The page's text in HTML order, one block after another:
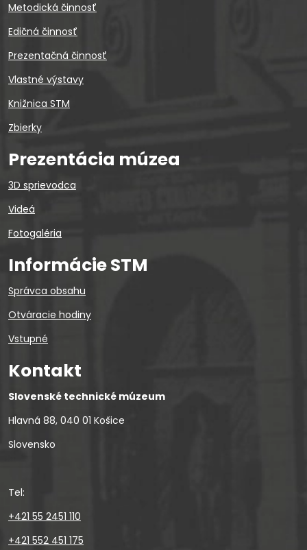
Metodická činnosť
Edičná činnosť
Prezentačná činnosť
Vlastné výstavy
Knižnica STM
Zbierky
Prezentácia múzea
3D sprievodca
Videá
Fotogaléria
Informácie STM
Správca obsahu
Otváracie hodiny
Vstupné
Kontakt
Slovenské technické múzeum
Hlavná 88, 040 01 Košice
Slovensko
Tel:
+421 55 2451 110
+421 552 451 175